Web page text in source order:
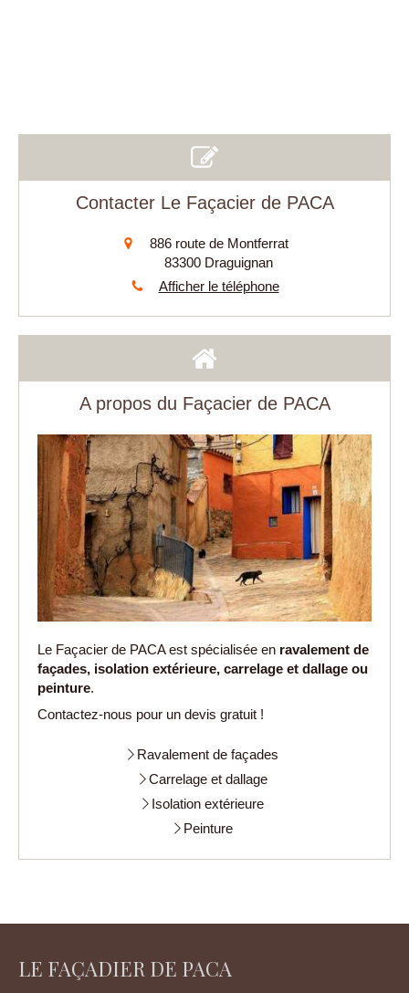
Contacter Le Façacier de PACA
886 route de Montferrat
83300 Draguignan
Afficher le téléphone
A propos du Façacier de PACA
Le Façacier de PACA est spécialisée en ravalement de
façades, isolation extérieure, carrelage et dallage ou
peinture.
Contactez-nous pour un devis gratuit !
Ravalement de façades
Carrelage et dallage
Isolation extérieure
Peinture
LE FAÇADIER DE PACA